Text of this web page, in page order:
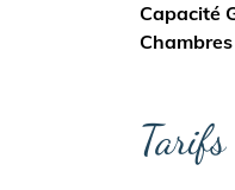
Capacité
Chambres
Tarifs